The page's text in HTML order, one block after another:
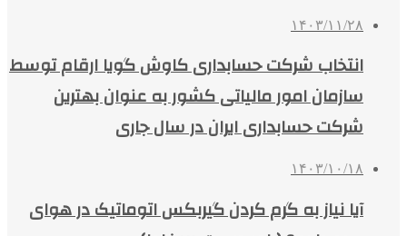
۱۴۰۳/۱۱/۲۸
انتخاب شرکت حسابداری کاوش گویا ارقام توسط
سازمان امور مالیاتی کشور به عنوان بهترین
شرکت حسابداری ایران در سال جاری
۱۴۰۳/۱۰/۱۸
آیا نیاز به گرم کردن گیربکس اتوماتیک در هوای